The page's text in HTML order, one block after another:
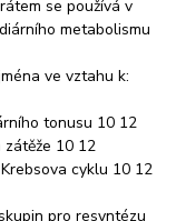
se používá v
metabolismu
ve vztahu k:
tonusu 10 12
10 12
cyklu 10 12
pro resyntézu